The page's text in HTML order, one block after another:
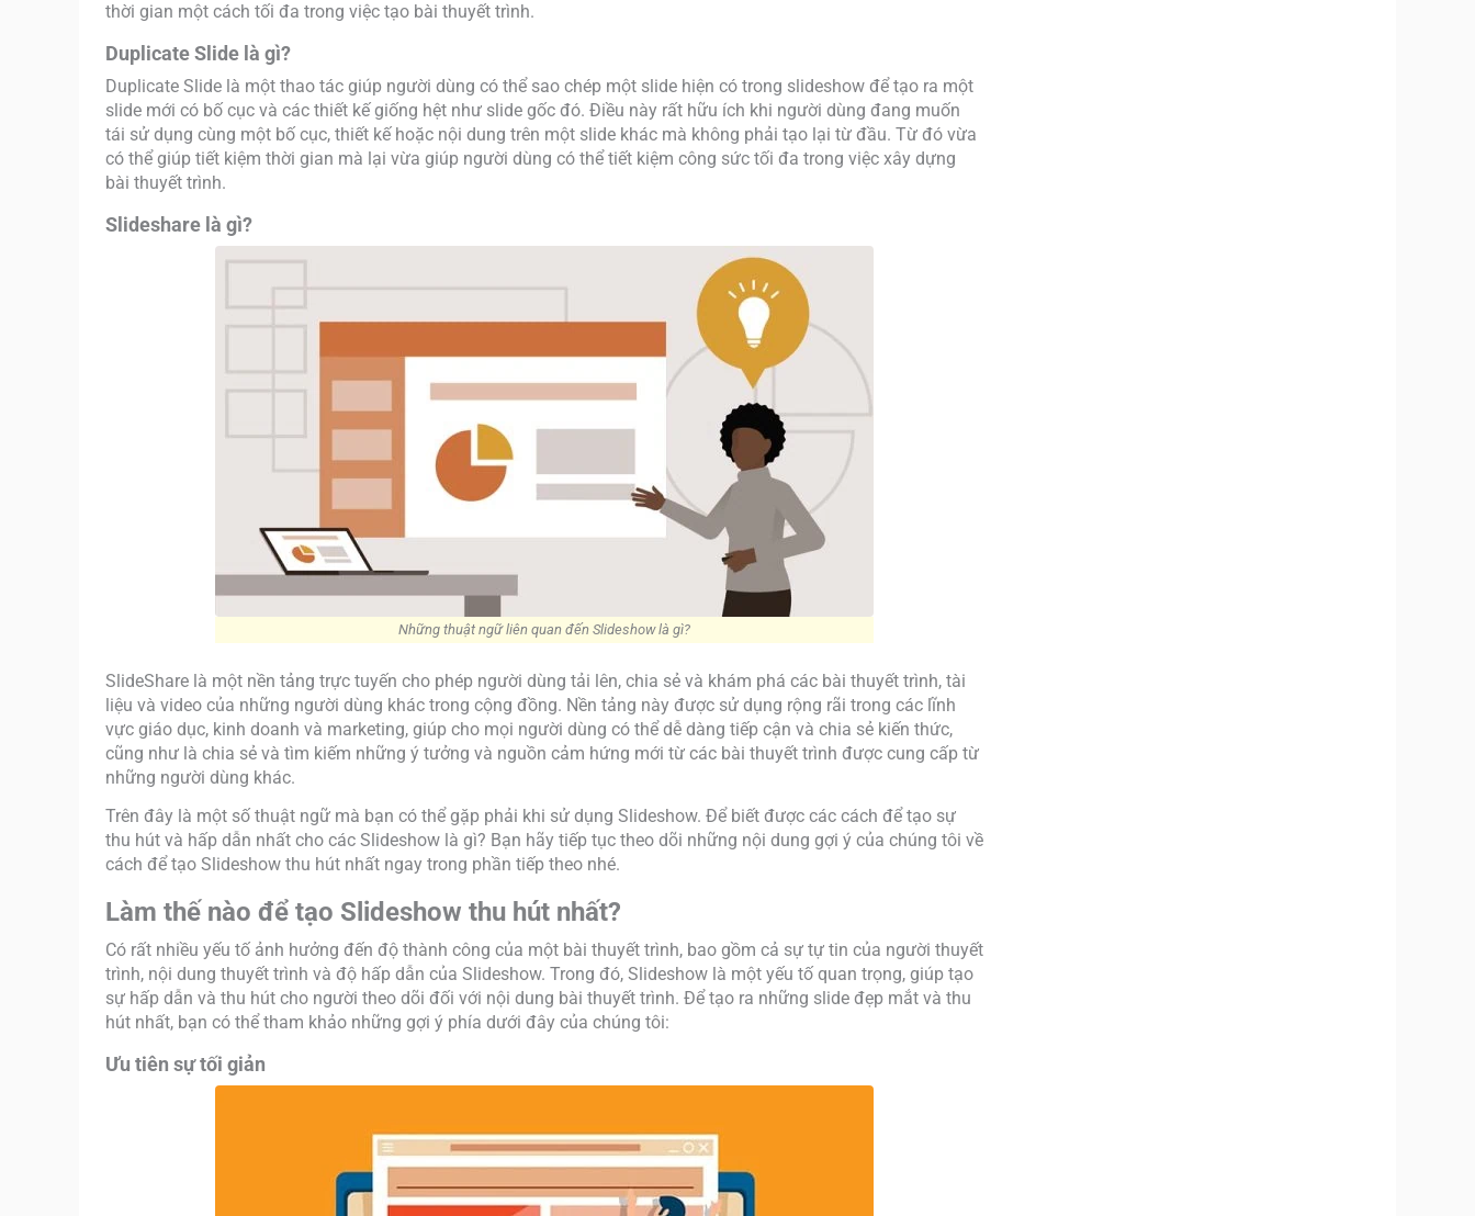
thời gian một cách tối đa trong việc tạo bài thuyết trình.
Duplicate Slide là gì?
Duplicate Slide là một thao tác giúp người dùng có thể sao chép một slide hiện có trong slideshow để tạo ra một
slide mới có bố cục và các thiết kế giống hệt như slide gốc đó. Điều này rất hữu ích khi người dùng đang muốn
tái sử dụng cùng một bố cục, thiết kế hoặc nội dung trên một slide khác mà không phải tạo lại từ đầu. Từ đó vừa
có thể giúp tiết kiệm thời gian mà lại vừa giúp người dùng có thể tiết kiệm công sức tối đa trong việc xây dựng
bài thuyết trình.
Slideshare là gì?
Những thuật ngữ liên quan đến Slideshow là gì?
SlideShare là một nền tảng trực tuyến cho phép người dùng tải lên, chia sẻ và khám phá các bài thuyết trình, tài
liệu và video của những người dùng khác trong cộng đồng. Nền tảng này được sử dụng rộng rãi trong các lĩnh
vực giáo dục, kinh doanh và marketing, giúp cho mọi người dùng có thể dễ dàng tiếp cận và chia sẻ kiến thức,
cũng như là chia sẻ và tìm kiếm những ý tưởng và nguồn cảm hứng mới từ các bài thuyết trình được cung cấp từ
những người dùng khác.
Trên đây là một số thuật ngữ mà bạn có thể gặp phải khi sử dụng Slideshow. Để biết được các cách để tạo sự
thu hút và hấp dẫn nhất cho các Slideshow là gì? Bạn hãy tiếp tục theo dõi những nội dung gợi ý của chúng tôi về
cách để tạo Slideshow thu hút nhất ngay trong phần tiếp theo nhé.
Làm thế nào để tạo Slideshow thu hút nhất?
Có rất nhiều yếu tố ảnh hưởng đến độ thành công của một bài thuyết trình, bao gồm cả sự tự tin của người thuyết
trình, nội dung thuyết trình và độ hấp dẫn của Slideshow. Trong đó, Slideshow là một yếu tố quan trọng, giúp tạo
sự hấp dẫn và thu hút cho người theo dõi đối với nội dung bài thuyết trình. Để tạo ra những slide đẹp mắt và thu
hút nhất, bạn có thể tham khảo những gợi ý phía dưới đây của chúng tôi:
Ưu tiên sự tối giản